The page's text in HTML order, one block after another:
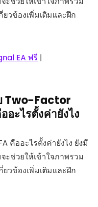
วข้องเพิ่มเติมและฝึก
EA ฟรี |
Two-Factor
ะไรตั้งค่ายังไง
คืออะไรตั้งค่ายังไง ยังมี
ะช่วยให้เข้าใจภาพรวม
วข้องเพิ่มเติมและฝึก